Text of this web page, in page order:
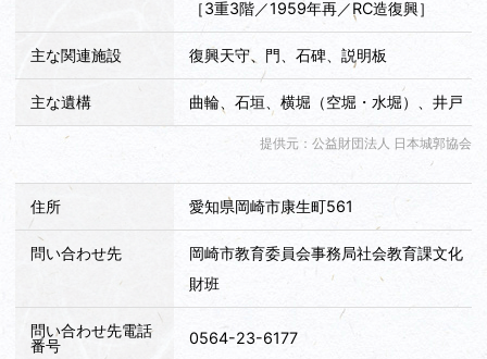
［3重3階／1959年再／RC造復興］
主な関連施設 復興天守、門、石碑、説明板
主な遺構 曲輪、石垣、横堀（空堀・水堀）、井戸
提供元：公益財団法人 日本城郭協会
住所 愛知県岡崎市康生町561
問い合わせ先
岡崎市教育委員会事務局社会教育課文化
財班
問い合わせ先電話
番号
0564-23-6177